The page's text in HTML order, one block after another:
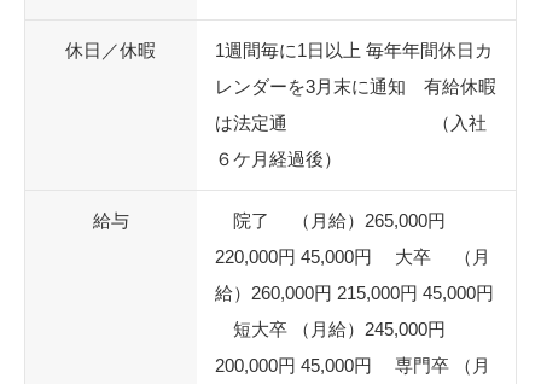
休日／休暇
1週間毎に1日以上 毎年年間休日カ
レンダーを3月末に通知 有給休暇
は法定通 （入社
６ケ月経過後）
給与
院了 （月給）265,000円
220,000円 45,000円 大卒 （月
給）260,000円 215,000円 45,000円
短大卒 （月給）245,000円
200,000円 45,000円 専門卒 （月